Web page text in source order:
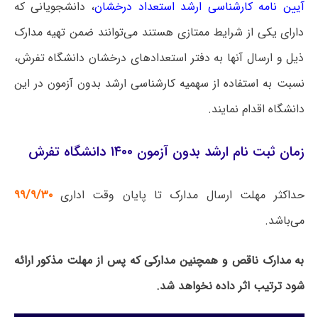
آیین نامه کارشناسی ارشد استعداد درخشان، دانشجویانی که
دارای یکی از شرایط ممتازی هستند می‌توانند ضمن تهیه مدارک
ذیل و ارسال آنها به دفتر استعدادهای درخشان دانشگاه تفرش،
نسبت به استفاده از سهمیه کارشناسی ارشد بدون آزمون در این
دانشگاه اقدام نمایند.
زمان ثبت نام ارشد بدون آزمون ۱۴۰۰ دانشگاه تفرش
حداکثر مهلت ارسال مدارک تا پایان وقت اداری۹۹/۹/۳۰
می‌باشد.
به مدارک ناقص و همچنین مدارکی که پس از مهلت مذکور ارائه
شود ترتیب اثر داده نخواهد شد.